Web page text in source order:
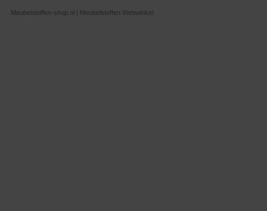
Meubelstoffen-shop.nl | Meubelstoffen Webwinkel